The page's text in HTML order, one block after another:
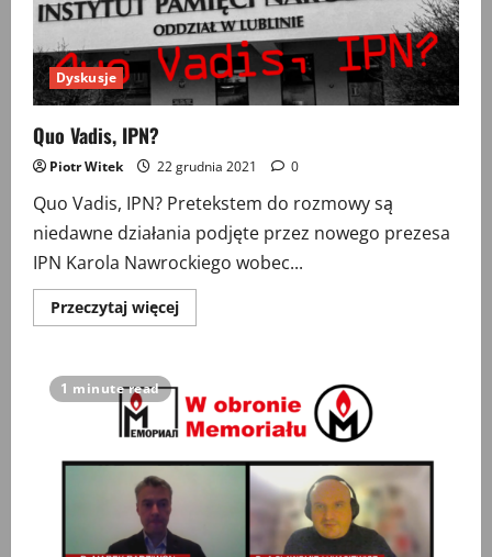
Dyskusje
Quo Vadis, IPN?
Piotr Witek 22 grudnia 2021 0
Quo Vadis, IPN? Pretekstem do rozmowy są
niedawne działania podjęte przez nowego prezesa
IPN Karola Nawrockiego wobec...
Przeczytaj więcejPrzeczytaj
więcej
IPN?
1 minute read